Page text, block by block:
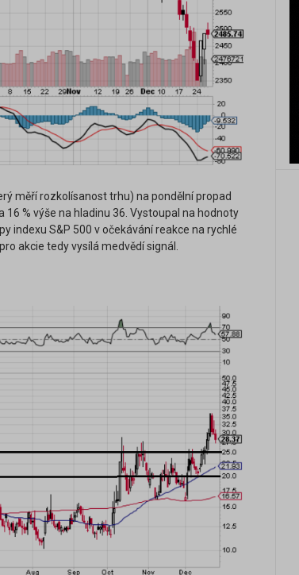
měří rozkolísanost trhu) na pondělní propad
% výše na hladinu 36. Vystoupal na hodnoty
indexu S&P 500 v očekávání reakce na rychlé
akcie tedy vysílá medvědí signál.